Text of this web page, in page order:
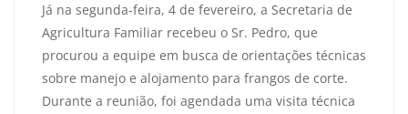
Já na segunda-feira, 4 de fevereiro, a Secretaria de
Agricultura Familiar recebeu o Sr. Pedro, que
procurou a equipe em busca de orientações técnicas
sobre manejo e alojamento para frangos de corte.
Durante a reunião, foi agendada uma visita técnica